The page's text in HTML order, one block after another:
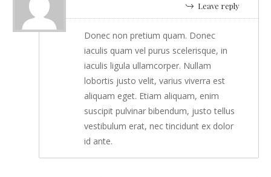
Leave reply
Donec non pretium quam. Donec
iaculis quam vel purus scelerisque, in
iaculis ligula ullamcorper. Nullam
lobortis justo velit, varius viverra est
aliquam eget. Etiam aliquam, enim
suscipit pulvinar bibendum, justo tellus
vestibulum erat, nec tincidunt ex dolor
id ante.